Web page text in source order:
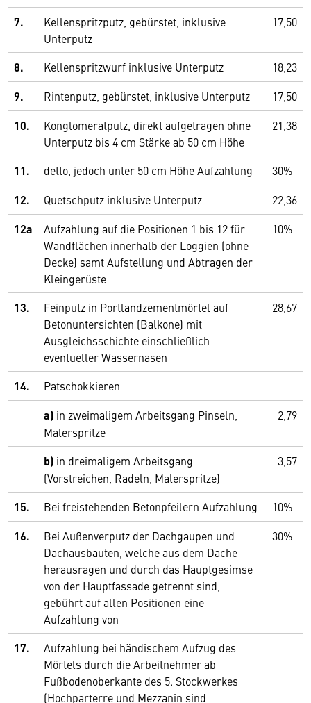
7.
Kellenspritzputz, gebürstet, inklusive
Unterputz
17,50
8. Kellenspritzwurf inklusive Unterputz 18,23
9. Rintenputz, gebürstet, inklusive Unterputz 17,50
10.
Konglomeratputz, direkt aufgetragen ohne
Unterputz bis 4 cm Stärke ab 50 cm Höhe
21,38
11. detto, jedoch unter 50 cm Höhe Aufzahlung 30%
12. Quetschputz inklusive Unterputz 22,36
12a
Aufzahlung auf die Positionen 1 bis 12 für
Wandflächen innerhalb der Loggien (ohne
Decke) samt Aufstellung und Abtragen der
Kleingerüste
10%
13.
Feinputz in Portlandzementmörtel auf
Betonuntersichten (Balkone) mit
Ausgleichsschichte einschließlich
eventueller Wassernasen
28,67
14. Patschokkieren
a) in zweimaligem Arbeitsgang Pinseln,
Malerspritze
2,79
b) in dreimaligem Arbeitsgang
(Vorstreichen, Radeln, Malerspritze)
3,57
15. Bei freistehenden Betonpfeilern Aufzahlung 10%
16.
Bei Außenverputz der Dachgaupen und
Dachausbauten, welche aus dem Dache
herausragen und durch das Hauptgesimse
von der Hauptfassade getrennt sind,
gebührt auf allen Positionen eine
Aufzahlung von
30%
17.
Aufzahlung bei händischem Aufzug des
Mörtels durch die Arbeitnehmer ab
Fußbodenoberkante des 5. Stockwerkes
(Hochparterre und Mezzanin sind